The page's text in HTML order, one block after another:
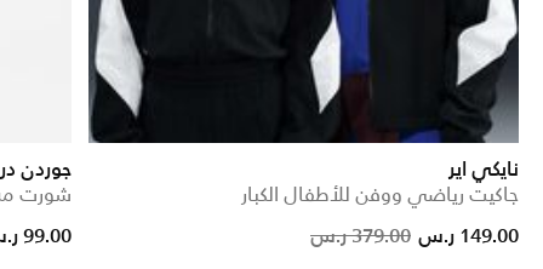
نايكي اير
جاكيت رياضي ووفن للأطفال الكبار
Price reduced379.00 ر.س to 149.00 ر.س
جوردن
شورت
Price reduced from
to
99.00 ر.س